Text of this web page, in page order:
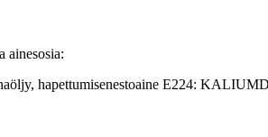
ainesosia:
hapettumisenestoaine E224: